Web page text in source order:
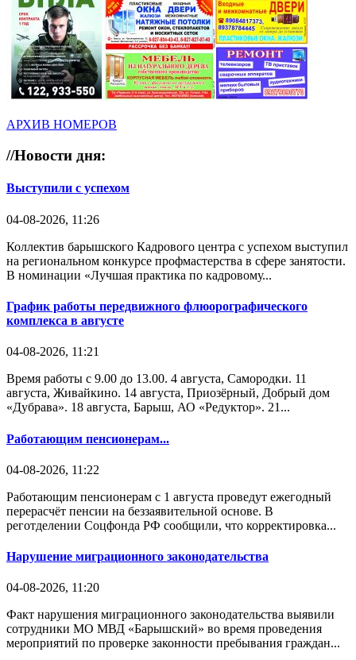
АРХИВ НОМЕРОВ
//Новости дня:
Выступили с успехом
04-08-2026, 11:26
Коллектив барышского Кадрового центра с успехом выступил
на региональном конкурсе профмастерства в сфере занятости.
В номинации «Лучшая практика по кадровому...
График работы передвижного флюорографического
комплекса в августе
04-08-2026, 11:21
Время работы с 9.00 до 13.00. 4 августа, Самородки. 11
августа, Живайкино. 14 августа, Приозёрный, Добрый дом
«Дубрава». 18 августа, Барыш, АО «Редуктор». 21...
Работающим пенсионерам...
04-08-2026, 11:22
Работающим пенсионерам с 1 августа проведут ежегодный
перерасчёт пенсии на беззаявительной основе. В
реготделении Соцфонда РФ сообщили, что корректировка...
Нарушение миграционного законодательства
04-08-2026, 11:20
Факт нарушения миграционного законодательства выявили
сотрудники МО МВД «Барышский» во время проведения
мероприятий по проверке законности пребывания граждан...